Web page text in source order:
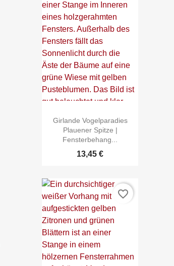
Girlande Vogelparadies
Plauener Spitze |
Fensterbehang...
13,45 €
favorite_border